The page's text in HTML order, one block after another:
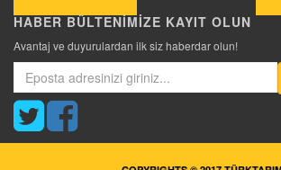
HABER BÜLTENİMİZE KAYIT OLUN
Avantaj ve duyurulardan ilk siz haberdar olun!